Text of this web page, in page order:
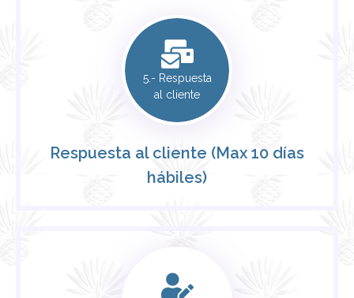
5.- Respuesta
al cliente
Respuesta al cliente (Max 10 días
hábiles)